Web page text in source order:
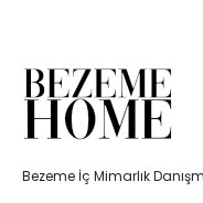
Bezeme İç Mimarlık